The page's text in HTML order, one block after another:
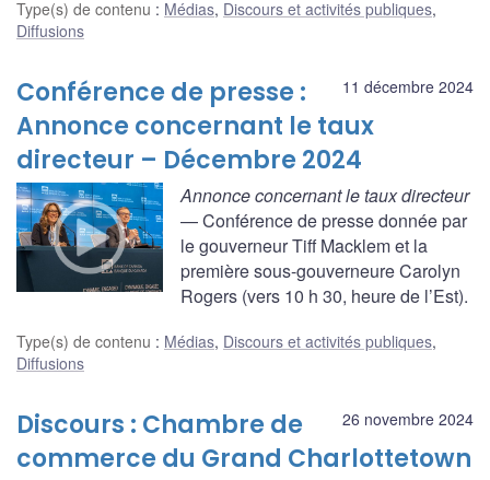
Type(s) de contenu : Médias, Discours et activités publiques,
Diffusions
11 décembre 2024
Conférence de presse :
Annonce concernant le taux
directeur – Décembre 2024
Annonce concernant le taux directeur
— Conférence de presse donnée par
le gouverneur Tiff Macklem et la
première sous-gouverneure Carolyn
Rogers (vers 10 h 30, heure de l’Est).
Type(s) de contenu : Médias, Discours et activités publiques,
Diffusions
26 novembre 2024
Discours : Chambre de
commerce du Grand Charlottetown